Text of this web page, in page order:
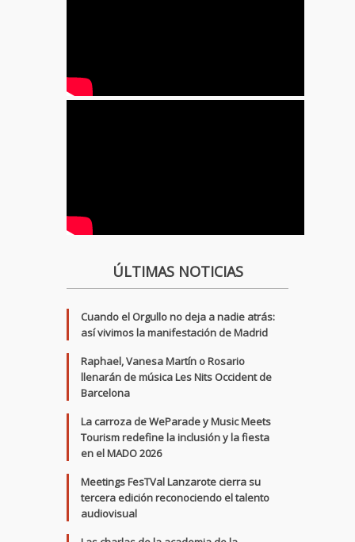
ÚLTIMAS NOTICIAS
Cuando el Orgullo no deja a nadie atrás:
así vivimos la manifestación de Madrid
Raphael, Vanesa Martín o Rosario
llenarán de música Les Nits Occident de
Barcelona
La carroza de WeParade y Music Meets
Tourism redefine la inclusión y la fiesta
en el MADO 2026
Meetings FesTVal Lanzarote cierra su
tercera edición reconociendo el talento
audiovisual